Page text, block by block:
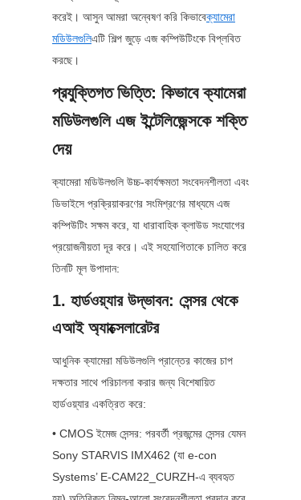
করেই। আসুন আমরা অন্বেষণ করি কিভাবেক্যামেরা
মডিউলগুলিএটি শিল্প জুড়ে এজ কম্পিউটিংকে বিপ্লবিত
করছে।
প্রযুক্তিগত ভিত্তি: কিভাবে ক্যামেরা
মডিউলগুলি এজ ইন্টেলিজেন্সকে শক্তি
দেয়
ক্যামেরা মডিউলগুলি উচ্চ-কার্যক্ষমতা সংবেদনশীলতা এবং
ডিভাইসে প্রক্রিয়াকরণের সংমিশ্রণের মাধ্যমে এজ
কম্পিউটিং সক্ষম করে, যা ধারাবাহিক ক্লাউড সংযোগের
প্রয়োজনীয়তা দূর করে। এই সহযোগিতাকে চালিত করে
তিনটি মূল উপাদান:
1. হার্ডওয়্যার উদ্ভাবন: সেন্সর থেকে
এআই অ্যাক্সেলারেটর
আধুনিক ক্যামেরা মডিউলগুলি প্রান্তের কাজের চাপ
দক্ষতার সাথে পরিচালনা করার জন্য বিশেষায়িত
হার্ডওয়্যার একত্রিত করে:
• CMOS ইমেজ সেন্সর: পরবর্তী প্রজন্মের সেন্সর যেমন
Sony STARVIS IMX462 (যা e-con
Systems’ E-CAM22_CURZH-এ ব্যবহৃত